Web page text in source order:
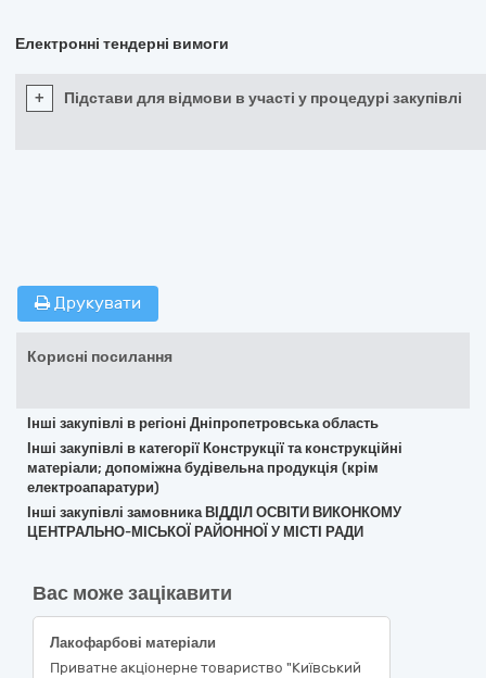
Електронні тендерні вимоги
+ Підстави для відмови в участі у процедурі закупівлі
Друкувати
Корисні посилання
Інші закупівлі в регіоні Дніпропетровська область
Інші закупівлі в категорії Конструкції та конструкційні
матеріали; допоміжна будівельна продукція (крім
електроапаратури)
Інші закупівлі замовника ВІДДІЛ ОСВІТИ ВИКОНКОМУ
ЦЕНТРАЛЬНО-МІСЬКОЇ РАЙОННОЇ У МІСТІ РАДИ
Вас може зацікавити
Лакофарбові матеріали
Приватне акціонерне товариство "Київський